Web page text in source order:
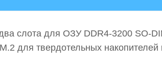
слота для ОЗУ DDR4-3200 SO-
для твердотельных